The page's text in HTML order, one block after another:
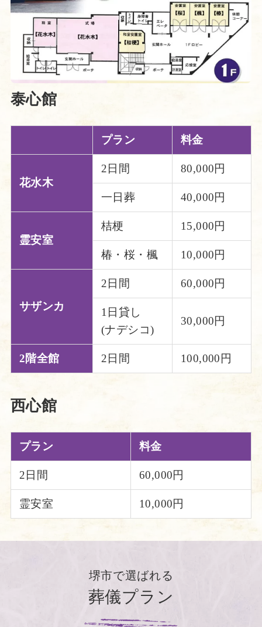
泰心館
プラン 料金
花水木
2日間 80,000円
一日葬 40,000円
霊安室
桔梗 15,000円
椿・桜・楓 10,000円
サザンカ
2日間 60,000円
1日貸し
(ナデシコ)
30,000円
2階全館 2日間 100,000円
西心館
プラン 料金
2日間 60,000円
霊安室 10,000円
堺市で選ばれる
葬儀プラン